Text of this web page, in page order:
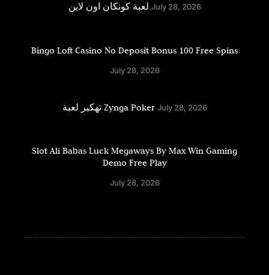
لعبة كونكان اون لاين July 28, 2026
Bingo Loft Casino No Deposit Bonus 100 Free Spins
July 28, 2026
تهكير لعبة Zynga Poker July 28, 2026
Slot Ali Babas Luck Megaways By Max Win Gaming
Demo Free Play
July 28, 2026